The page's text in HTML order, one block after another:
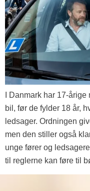
I Danmark har 17-
bil, før de fylder 18 år,
ledsager. Ordningen
men den stiller også
unge fører og
til reglerne kan føre til